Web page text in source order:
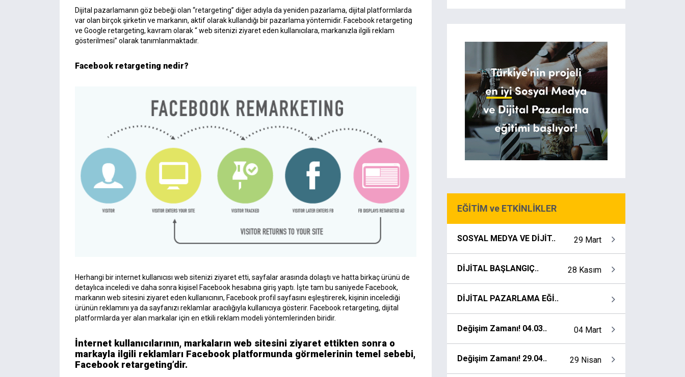
Dijital pazarlamanın göz bebeği olan “retargeting” diğer adıyla da yeniden pazarlama, dijital platformlarda
var olan birçok şirketin ve markanın, aktif olarak kullandığı bir pazarlama yöntemidir. Facebook retargeting
ve Google retargeting, kavram olarak “ web sitenizi ziyaret eden kullanıcılara, markanızla ilgili reklam
gösterilmesi” olarak tanımlanmaktadır.
Facebook retargeting nedir?
Herhangi bir internet kullanıcısı web sitenizi ziyaret etti, sayfalar arasında dolaştı ve hatta birkaç ürünü de
detaylıca inceledi ve daha sonra kişisel Facebook hesabına giriş yaptı. İşte tam bu saniyede Facebook,
markanın web sitesini ziyaret eden kullanıcının, Facebook profil sayfasını eşleştirerek, kişinin incelediği
ürünün reklamını ya da sayfanızı reklamlar aracılığıyla kullanıcıya gösterir. Facebook retargeting, dijital
platformlarda yer alan markalar için en etkili reklam modeli yöntemlerinden biridir.
İnternet kullanıcılarının, markaların web sitesini ziyaret ettikten sonra o
markayla ilgili reklamları Facebook platformunda görmelerinin temel sebebi,
Facebook retargeting’dir.
EĞİTİM ve ETKİNLİKLER
SOSYAL MEDYA VE DİJİT.. 29 Mart
DİJİTAL BAŞLANGIÇ.. 28 Kasım
DİJİTAL PAZARLAMA EĞİ..
Değişim Zamanı! 04.03.. 04 Mart
Değişim Zamanı! 29.04.. 29 Nisan